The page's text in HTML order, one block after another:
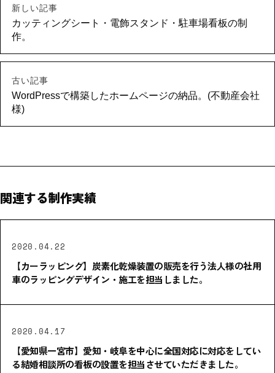
新しい記事
カッティングシート・電飾スタンド・駐車場看板の制
作。
古い記事
WordPressで構築したホームページの納品。(不動産会社
様)
関連する制作実績
2020.04.22
【カーラッピング】炭素化乾燥装置の販売を行う法人様の社用
車のラッピングデザイン・施工を担当しました。
2020.04.17
【愛知県一宮市】愛知・岐阜を中心に全国対応に対応をしてい
る結婚相談所の看板の設置を担当させていただきました。